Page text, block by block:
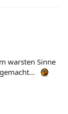
warsten Sinne